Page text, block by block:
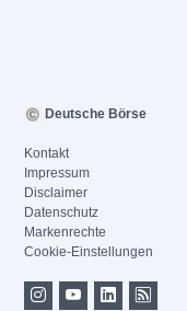
Deutsche Börse
Kontakt
Impressum
Disclaimer
Datenschutz
Markenrechte
Cookie-Einstellungen